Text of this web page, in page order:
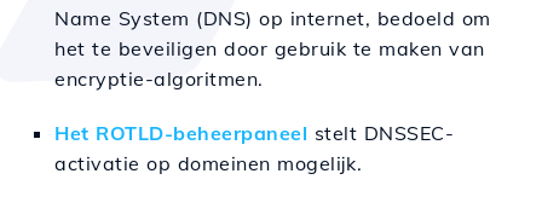
Name System (DNS) op internet, bedoeld om
het te beveiligen door gebruik te maken van
encryptie-algoritmen.
Het ROTLD-beheerpaneel stelt DNSSEC-
activatie op domeinen mogelijk.